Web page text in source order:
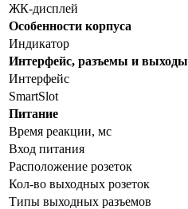
ЖК-дисплей
Особенности корпуса
Индикатор
Интерфейс, разъемы и выходы
Интерфейс
SmartSlot
Питание
Время реакции, мс
Вход питания
Расположение розеток
Кол-во выходных розеток
Типы выходных разъемов